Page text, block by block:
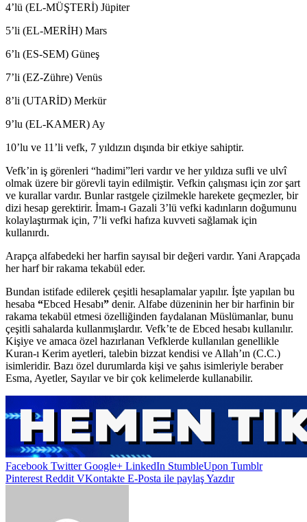
4’lü (EL-MÜŞTERİ) Jüpiter
5’li (EL-MERİH) Mars
6’lı (ES-SEM) Güneş
7’li (EZ-Zühre) Venüs
8’li (UTARİD) Merkür
9’lu (EL-KAMER) Ay
10’lu ve 11’li vefk, 7 yıldızın dışında bir etkiye sahiptir.
Vefk’in iş görenleri “hadimi”leri vardır ve her yıldıza sufli ve ulvî
olmak üzere bir görevli tayin edilmiştir. Vefkin çalışması için zor şart
ve kurallar vardır. Bunlar rastgele çizilmekle harekete geçmezler, bir
dizi hesap gerektirir. İmam-ı Gazali 3’lü vefki kadınların doğumunu
kolaylaştırmak için, 7’li vefki hafıza kuvveti sağlamak için
kullanırdı.
Arapça alfabedeki her harfin sayısal bir değeri vardır. Yani Arapçada
her harf bir rakama tekabül eder.
Bundan istifade edilerek çeşitli hesaplamalar yapılır. İşte yapılan bu
hesaba “Ebced Hesabı” denir. Alfabe düzeninin her bir harfinin bir
rakama tekabül etmesi özelliğinden faydalanan Müslümanlar, bunu
çeşitli sahalarda kullanmışlardır. Vefk’te de Ebced hesabı kullanılır.
Kişiye ve amaca özel hazırlanan Vefklerde kullanılan genellikle
Kuran-ı Kerim ayetleri, talebin bizzat kendisi ve Allah’ın (C.C.)
isimleridir. Bazı özel durumlarda kişi ve şahıs isimleriyle beraber
Esma, Ayetler, Sayılar ve bir çok kelimelerde kullanabilir.
Facebook Twitter Google+ LinkedIn StumbleUpon Tumblr
Pinterest Reddit VKontakte E-Posta ile paylaşYazdır